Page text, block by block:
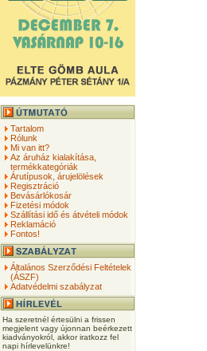
Tartalom
Rólunk
Mi van itt?
Az áruház kialakítása,
termékkategóriák
Árutípusok, árujelölések
Regisztráció
Bevásárlókosár
Fizetési módok
Szállítási idő és átvételi módok
Reklamáció
Fontos!
Általános Szerződési Feltételek
(ÁSZF)
Adatvédelmi szabályzat
Ha szeretnél értesülni a frissen
megjelent vagy újonnan beérkezett
kiadványokról, akkor iratkozz fel
napi hírlevelünkre!